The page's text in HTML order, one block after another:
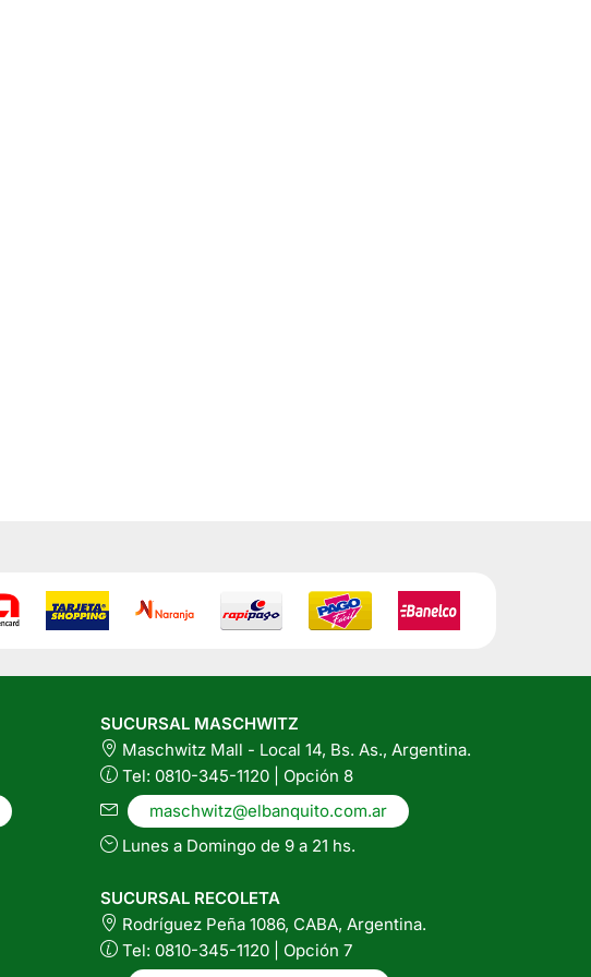
SUCURSAL MASCHWITZ
Maschwitz Mall - Local 14, Bs. As., Argentina.
Tel: 0810-345-1120 | Opción 8
maschwitz@elbanquito.com.ar
Lunes a Domingo de 9 a 21 hs.
SUCURSAL RECOLETA
Rodríguez Peña 1086, CABA, Argentina.
Tel: 0810-345-1120 | Opción 7